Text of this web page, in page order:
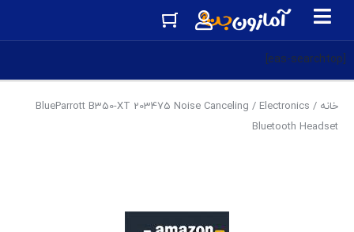
[eas-searchtop]
خانه /
Electronics
/ BlueParrott B350-XT 203475 Noise Canceling
Bluetooth Headset